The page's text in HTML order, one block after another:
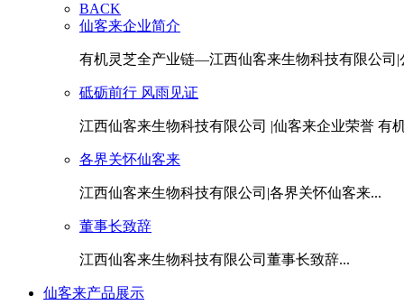
BACK
仙客来企业简介
有机灵芝全产业链—江西仙客来生物科技有限公司|
砥砺前行 风雨见证
江西仙客来生物科技有限公司 |仙客来企业荣誉 有
各界关怀仙客来
江西仙客来生物科技有限公司|各界关怀仙客来...
董事长致辞
江西仙客来生物科技有限公司董事长致辞...
仙客来产品展示